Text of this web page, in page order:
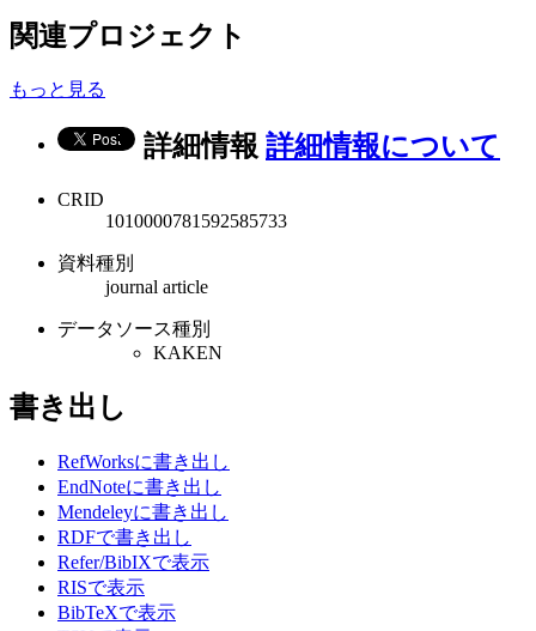
関連プロジェクト
もっと見る
詳細情報 詳細情報について
CRID
1010000781592585733
資料種別
journal article
データソース種別
KAKEN
書き出し
RefWorksに書き出し
EndNoteに書き出し
Mendeleyに書き出し
RDFで書き出し
Refer/BibIXで表示
RISで表示
BibTeXで表示